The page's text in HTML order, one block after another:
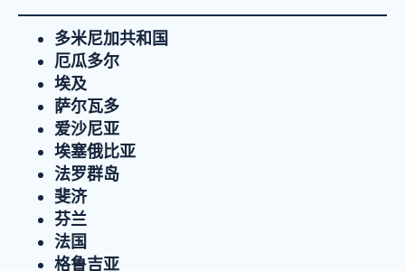
多米尼加共和国
厄瓜多尔
埃及
萨尔瓦多
爱沙尼亚
埃塞俄比亚
法罗群岛
斐济
芬兰
法国
格鲁吉亚